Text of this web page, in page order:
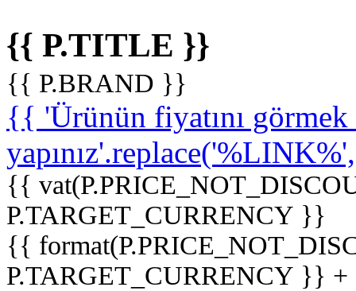
{{ P.TITLE }}
{{ P.BRAND }}
{{ 'Ürünün fiyatını
{{
P.TARGET_CURRENCY }}
{{
P.TARGET_CURRENCY }}